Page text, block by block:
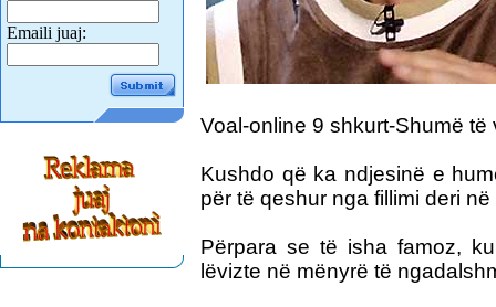
Emaili juaj:
Voal-online 9 shkurt-Shumë
Kushdo që ka ndjesinë e
për të qeshur nga fillimi deri në
Përpara se të isha famoz,
lëvizte në mënyrë të